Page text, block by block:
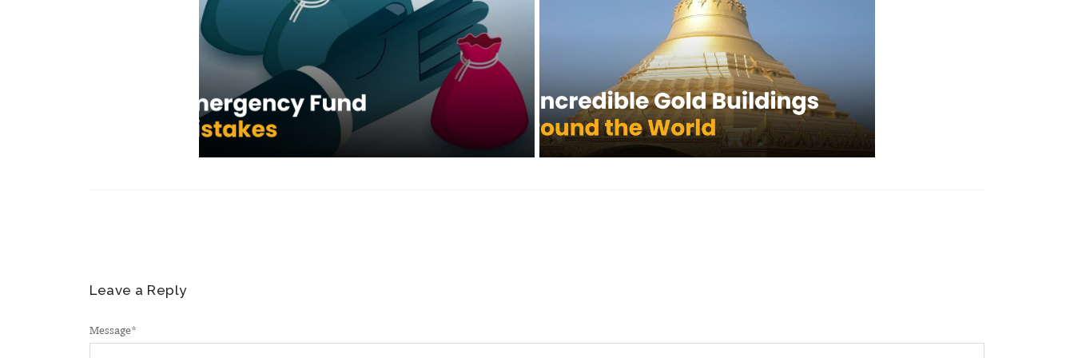
Leave a Reply
Message*